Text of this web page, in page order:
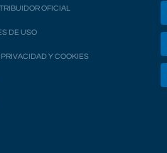
OFICIAL
DE USO
Y COOKIES